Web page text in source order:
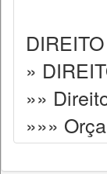
»
»»
»»»